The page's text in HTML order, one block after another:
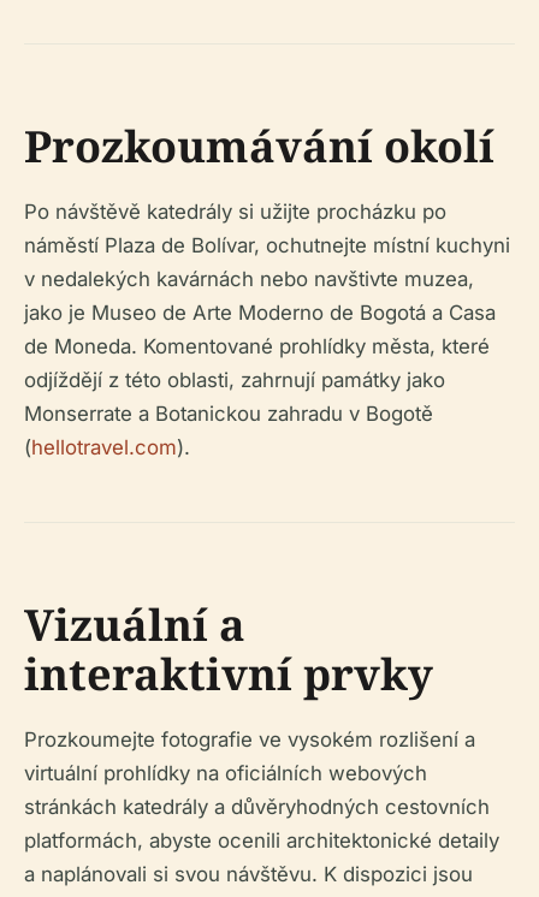
Prozkoumávání okolí
Po návštěvě katedrály si užijte procházku po
náměstí Plaza de Bolívar, ochutnejte místní kuchyni
v nedalekých kavárnách nebo navštivte muzea,
jako je Museo de Arte Moderno de Bogotá a Casa
de Moneda. Komentované prohlídky města, které
odjíždějí z této oblasti, zahrnují památky jako
Monserrate a Botanickou zahradu v Bogotě
(hellotravel.com).
Vizuální a
interaktivní prvky
Prozkoumejte fotografie ve vysokém rozlišení a
virtuální prohlídky na oficiálních webových
stránkách katedrály a důvěryhodných cestovních
platformách, abyste ocenili architektonické detaily
a naplánovali si svou návštěvu. K dispozici jsou